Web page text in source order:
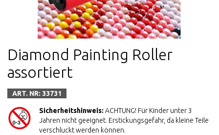
Diamond Painting Roller
assortiert
ART. NR: 33731
Sicherheitshinweis: ACHTUNG! Für Kinder unter 3
Jahren nicht geeignet. Erstickungsgefahr, da kleine Teile
verschluckt werden können.